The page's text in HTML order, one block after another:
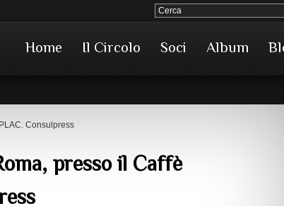
Home Il Circolo Soci Album
Consulpress
presso il Caffè